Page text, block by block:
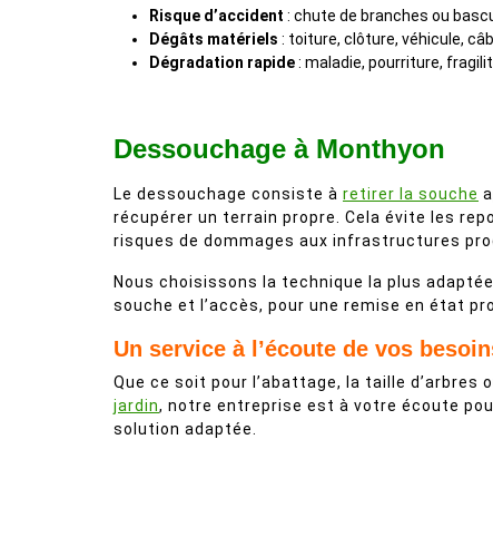
Risque d’accident : chute de branches ou
Dégâts matériels : toiture, clôture, véhicule,
Dégradation rapide: maladie, pourriture,
Dessouchage à Monthyon
Le dessouchage consiste à retirer la souche
récupérer un terrain propre. Cela évite les
risques de dommages aux infrastructures
Nous choisissons la technique la plus
souche et l’accès, pour une remise en état
Un service à l’écoute de vos
Que ce soit pour l’abattage, la taille d’arbres
jardin, notre entreprise est à votre écoute
solution adaptée.